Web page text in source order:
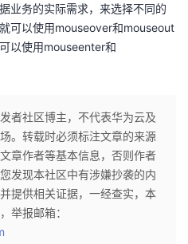
业务的实际需求，来选择不同的
可以使用mouseover和mouseout
以使用mouseenter和
者社区博主，不代表华为云及
。转载时必须标注文章的来源
章作者等基本信息，否则作者
发现本社区中有涉嫌抄袭的内
提供相关证据，一经查实，本
举报邮箱：